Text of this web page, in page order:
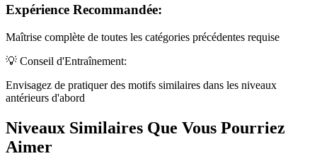
Expérience Recommandée:
Maîtrise complète de toutes les catégories précédentes requise
💡 Conseil d'Entraînement:
Envisagez de pratiquer des motifs similaires dans les niveaux
antérieurs d'abord
Niveaux Similaires Que Vous Pourriez
Aimer